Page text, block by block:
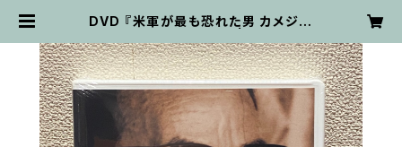
DVD 『米軍が最も恐れた男 カメジロ
an